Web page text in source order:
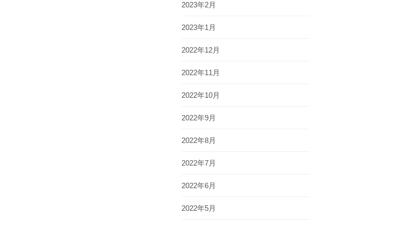
2023年2月
2023年1月
2022年12月
2022年11月
2022年10月
2022年9月
2022年8月
2022年7月
2022年6月
2022年5月